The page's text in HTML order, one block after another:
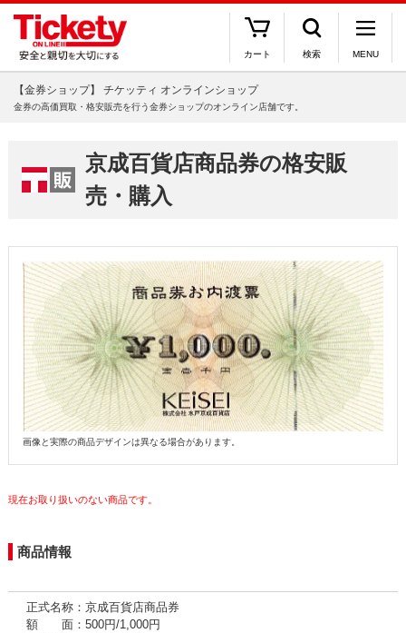
カート 検索 MENU
【金券ショップ】 チケッティ オンラインショップ
金券の高価買取・格安販売を行う金券ショップのオンライン店舗です。
京成百貨店商品券の格安販
売・購入
画像と実際の商品デザインは異なる場合があります。
現在お取り扱いのない商品です。
商品情報
正式名称：京成百貨店商品券
額 面：500円/1,000円